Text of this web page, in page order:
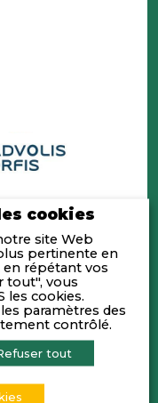
PDG de
cookies
site Web
pertinente en
répétant vos
tout", vous
les cookies.
paramètres des
contrôlé.
tout